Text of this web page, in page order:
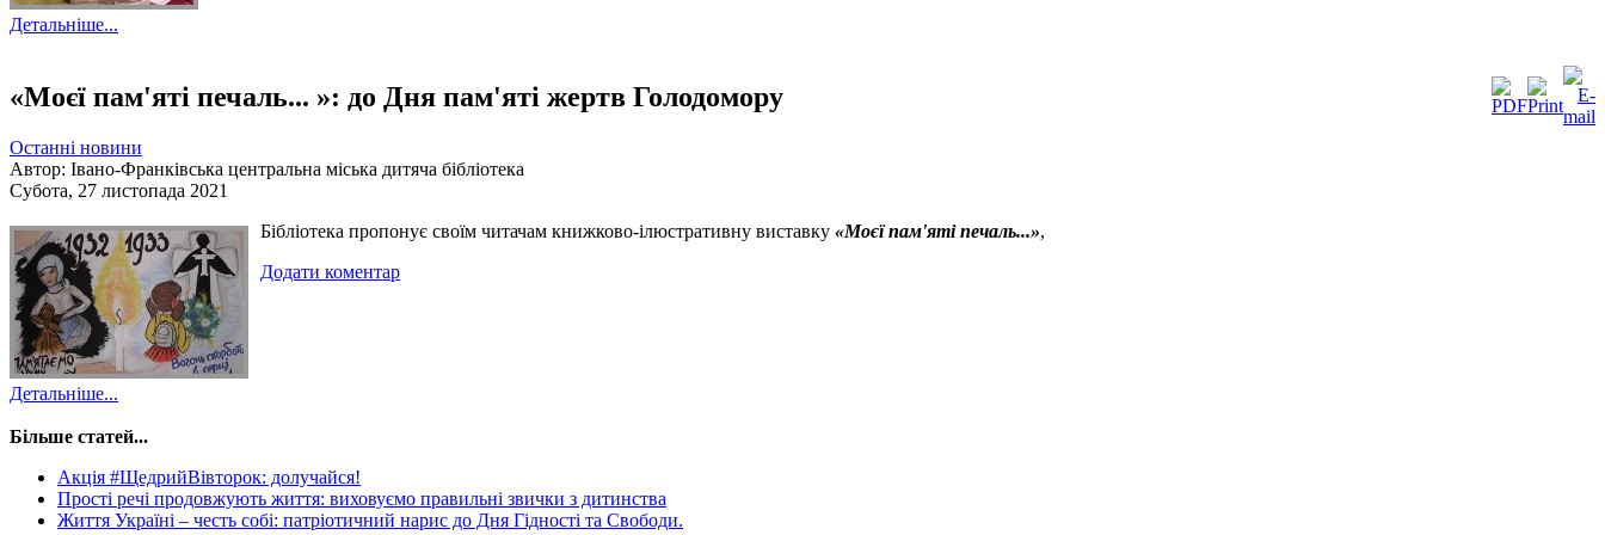
Детальніше...
«Моєї пам'яті печаль... »: до Дня пам'яті жертв Голодомору
Останні новини
Автор: Івано-Франківська центральна міська дитяча бібліотека
Субота, 27 листопада 2021
Бібліотека пропонує своїм читачам книжково-ілюстративну виставку «Моєї пам'яті печаль...»,
Додати коментар
Детальніше...
Більше статей...
Акція #ЩедрийВівторок: долучайся!
Прості речі продовжують життя: виховуємо правильні звички з дитинства
Життя Україні – честь собі: патріотичний нарис до Дня Гідності та Cвободи.